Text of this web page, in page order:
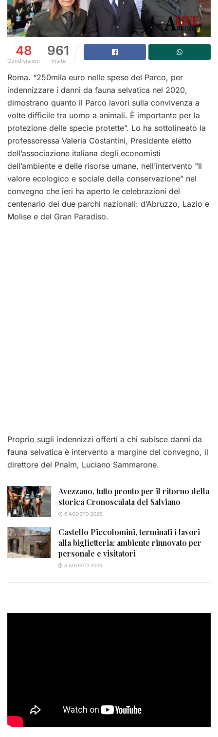
48
Condivisioni
961
Visite
Roma. “250mila euro nelle spese del Parco, per
indennizzare i danni da fauna selvatica nel 2020,
dimostrano quanto il Parco lavori sulla convivenza a
volte difficile tra uomo a animali. È importante per la
protezione delle specie protette”. Lo ha sottolineato la
professoressa Valeria Costantini, Presidente eletto
dell’associazione italiana degli economisti
dell’ambiente e delle risorse umane, nell’intervento “Il
valore ecologico e sociale della conservazione” nel
convegno che ieri ha aperto le celebrazioni del
centenario dei due parchi nazionali: d’Abruzzo, Lazio e
Molise e del Gran Paradiso.
Proprio sugli indennizzi offerti a chi subisce danni da
fauna selvatica è intervento a margine del convegno, il
direttore del Pnalm, Luciano Sammarone.
Avezzano, tutto pronto per il ritorno della
storica Cronoscalata del Salviano
6 AGOSTO 2026
Castello Piccolomini, terminati i lavori
alla biglietteria: ambiente rinnovato per
personale e visitatori
6 AGOSTO 2026